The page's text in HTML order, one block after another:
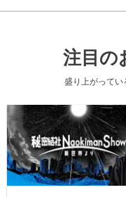
注目の
盛り上がってい